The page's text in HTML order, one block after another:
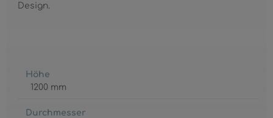
Design.
Höhe
1200 mm
Durchmesser